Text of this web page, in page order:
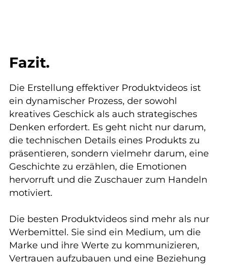
Fazit.
Die Erstellung effektiver Produktvideos ist
ein dynamischer Prozess, der sowohl
kreatives Geschick als auch strategisches
Denken erfordert. Es geht nicht nur darum,
die technischen Details eines Produkts zu
präsentieren, sondern vielmehr darum, eine
Geschichte zu erzählen, die Emotionen
hervorruft und die Zuschauer zum Handeln
motiviert.
Die besten Produktvideos sind mehr als nur
Werbemittel. Sie sind ein Medium, um die
Marke und ihre Werte zu kommunizieren,
Vertrauen aufzubauen und eine Beziehung